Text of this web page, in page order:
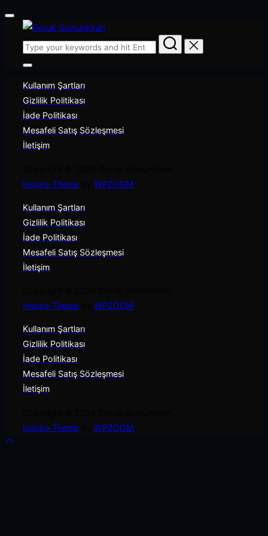
Toggle
navigation
content
Search
for:
Toggle
&
navigation
Kullanım Şartları
Gizlilik Politikası
İade Politikası
Mesafeli Satış Sözleşmesi
İletişim
Inspiro Theme
WPZOOM
Kullanım Şartları
Gizlilik Politikası
İade Politikası
Mesafeli Satış Sözleşmesi
İletişim
Inspiro Theme
WPZOOM
Kullanım Şartları
Gizlilik Politikası
İade Politikası
Mesafeli Satış Sözleşmesi
İletişim
Inspiro Theme
WPZOOM